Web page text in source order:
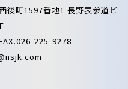
町1597番地1 長野表参道ビ
225-9278